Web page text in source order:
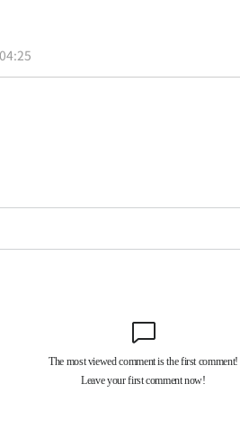
끼임 사망 관련 압수수색
원
승한 807.62개장
오른 6365.07 개장
발.. 14명 부상, 3명은 중태
중대경보'
김태유 서울대 공대 교수…이
종오·서범수 징계 절차 개시
27.5%↑…무역총액